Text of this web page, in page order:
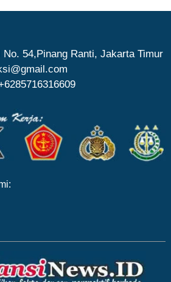
54,Pinang Ranti, Jakarta Timur